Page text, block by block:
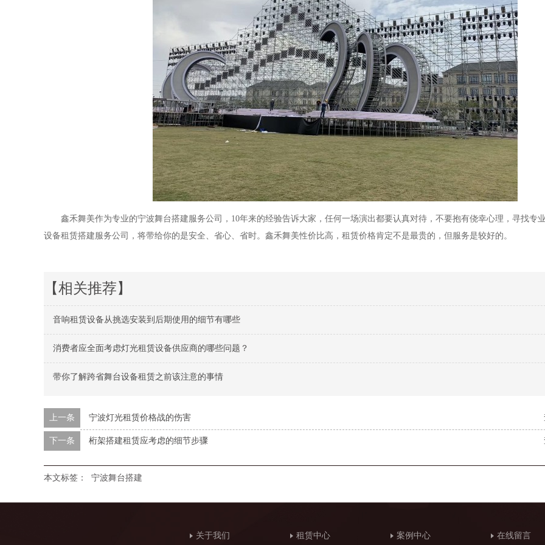
鑫禾舞美作为专业的宁波舞台搭建服务公司，10年来的经验告诉大家，任何一场演出都要认真对待，不要抱有侥幸心理，寻找专
设备租赁搭建服务公司，将带给你的是安全、省心、省时。鑫禾舞美性价比高，租赁价格肯定不是最贵的，但服务是较好的。
【相关推荐】
音响租赁设备从挑选安装到后期使用的细节有哪些
消费者应全面考虑灯光租赁设备供应商的哪些问题？
带你了解跨省舞台设备租赁之前该注意的事情
上一条 宁波灯光租赁价格战的伤害
下一条 桁架搭建租赁应考虑的细节步骤
本文标签： 宁波舞台搭建
关于我们 租赁中心 案例中心 在线留言